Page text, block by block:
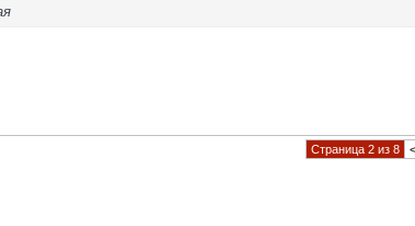
Страница 2 из 8 <